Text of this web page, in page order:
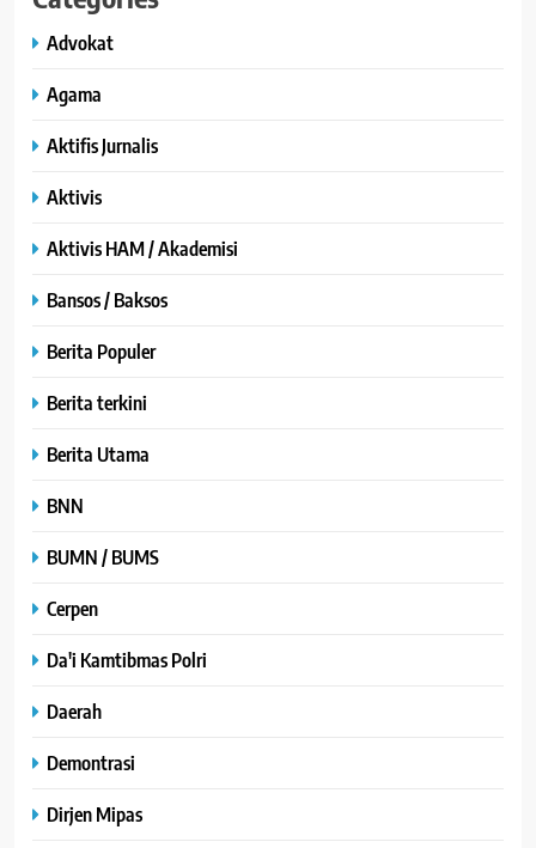
Advokat
Agama
Aktifis Jurnalis
Aktivis
Aktivis HAM / Akademisi
Bansos / Baksos
Berita Populer
Berita terkini
Berita Utama
BNN
BUMN / BUMS
Cerpen
Da'i Kamtibmas Polri
Daerah
Demontrasi
Dirjen Mipas